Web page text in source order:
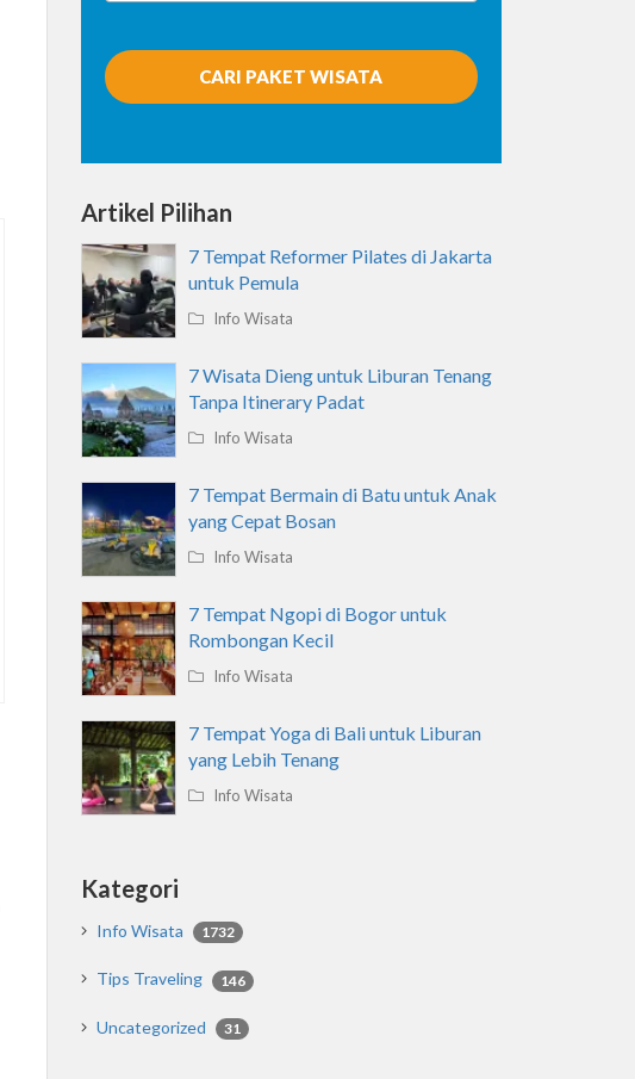
CARI PAKET WISATA
Artikel Pilihan
7 Tempat Reformer Pilates di Jakarta
untuk Pemula
Info Wisata
7 Wisata Dieng untuk Liburan Tenang
Tanpa Itinerary Padat
Info Wisata
7 Tempat Bermain di Batu untuk Anak
yang Cepat Bosan
Info Wisata
7 Tempat Ngopi di Bogor untuk
Rombongan Kecil
Info Wisata
7 Tempat Yoga di Bali untuk Liburan
yang Lebih Tenang
Info Wisata
Kategori
Info Wisata 1732
Tips Traveling 146
Uncategorized 31